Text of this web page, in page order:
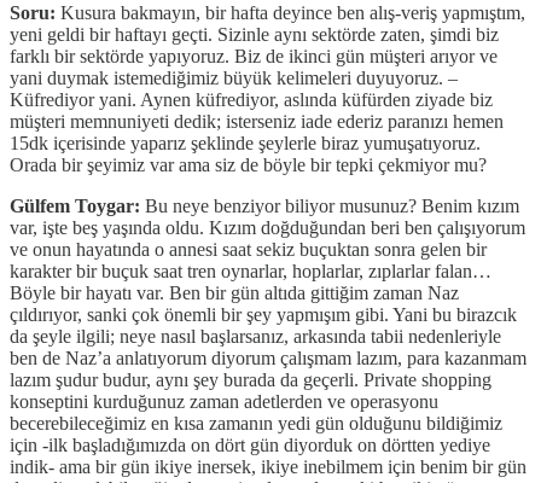
Soru: Kusura bakmayın, bir hafta deyince ben alış-veriş yapmıştım,
yeni geldi bir haftayı geçti. Sizinle aynı sektörde zaten, şimdi biz
farklı bir sektörde yapıyoruz. Biz de ikinci gün müşteri arıyor ve
yani duymak istemediğimiz büyük kelimeleri duyuyoruz. –
Küfrediyor yani. Aynen küfrediyor, aslında küfürden ziyade biz
müşteri memnuniyeti dedik; isterseniz iade ederiz paranızı hemen
15dk içerisinde yaparız şeklinde şeylerle biraz yumuşatıyoruz.
Orada bir şeyimiz var ama siz de böyle bir tepki çekmiyor mu?
Gülfem Toygar: Bu neye benziyor biliyor musunuz? Benim kızım
var, işte beş yaşında oldu. Kızım doğduğundan beri ben çalışıyorum
ve onun hayatında o annesi saat sekiz buçuktan sonra gelen bir
karakter bir buçuk saat tren oynarlar, hoplarlar, zıplarlar falan…
Böyle bir hayatı var. Ben bir gün altıda gittiğim zaman Naz
çıldırıyor, sanki çok önemli bir şey yapmışım gibi. Yani bu birazcık
da şeyle ilgili; neye nasıl başlarsanız, arkasında tabii nedenleriyle
ben de Naz’a anlatıyorum diyorum çalışmam lazım, para kazanmam
lazım şudur budur, aynı şey burada da geçerli. Private shopping
konseptini kurduğunuz zaman adetlerden ve operasyonu
becerebileceğimiz en kısa zamanın yedi gün olduğunu bildiğimiz
için -ilk başladığımızda on dört gün diyorduk on dörtten yediye
indik- ama bir gün ikiye inersek, ikiye inebilmem için benim bir gün